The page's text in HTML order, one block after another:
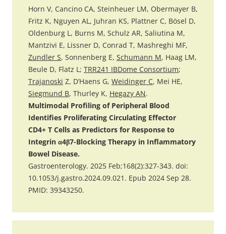
Horn V, Cancino CA, Steinheuer LM, Obermayer B,
Fritz K, Nguyen AL, Juhran KS, Plattner C, Bösel D,
Oldenburg L, Burns M, Schulz AR, Saliutina M,
Mantzivi E, Lissner D, Conrad T, Mashreghi MF,
Zundler S, Sonnenberg E, Schumann M, Haag LM,
Beule D, Flatz L; TRR241 IBDome Consortium;
Trajanoski Z, D’Haens G, Weidinger C, Mei HE,
Siegmund B, Thurley K, Hegazy AN.
Multimodal Profiling of Peripheral Blood
Identifies Proliferating Circulating Effector
CD4+ T Cells as Predictors for Response to
Integrin α4β7-Blocking Therapy in Inflammatory
Bowel Disease.
Gastroenterology. 2025 Feb;168(2):327-343. doi:
10.1053/j.gastro.2024.09.021. Epub 2024 Sep 28.
PMID: 39343250.